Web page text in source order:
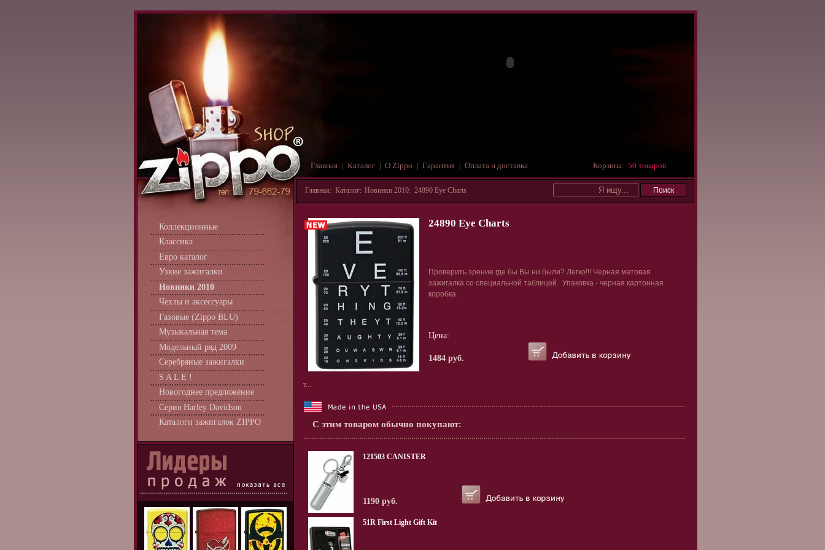
Главная Каталог О Zippo Гарантия Оплата и доставка Корзина: 50 товаров
Коллекционные
Классика
Евро каталог
Узкие зажигалки
Новинки 2010
Чехлы и аксессуары
Газовые (Zippo BLU)
Музыкальная тема
Модельный ряд 2009
Серебряные зажигалки
S A L E !
Новогоднее предложение
Серия Harley Davidson
Каталоги зажигалок ZIPPO
Главная: Каталог: Новинки 2010: 24890 Eye Charts
24890 Eye Charts
Проверить зрение где бы Вы ни были? Легко!!! Черная матовая
зажигалка со специальной таблицей. Упаковка - черная картонная
коробка.
Цена:
1484 руб.
т...
С этим товаром обычно покупают:
121503 CANISTER
1190 руб.
51R First Light Gift Kit